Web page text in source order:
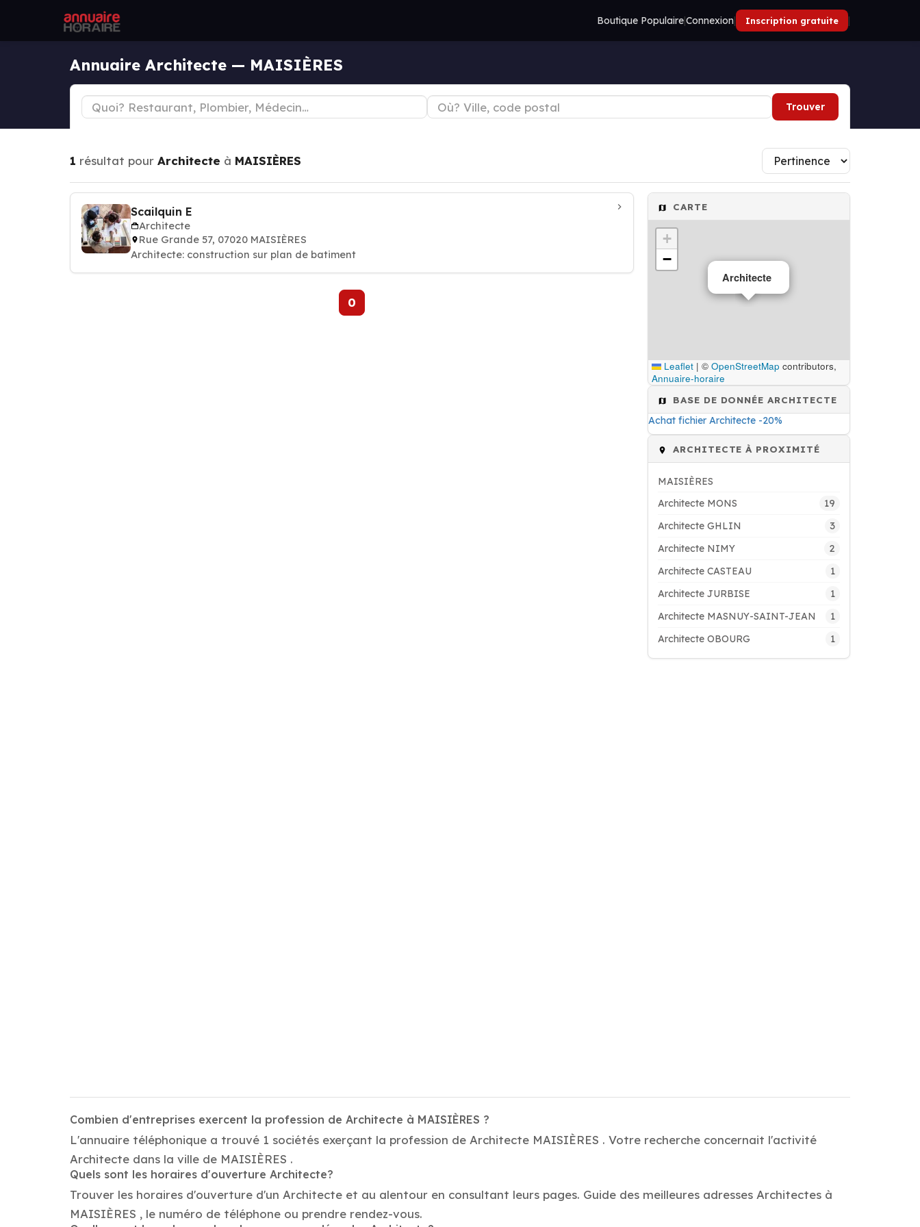
Boutique Populaire|Connexion| Inscription gratuite |
Annuaire Architecte — MAISIÈRES
Trouver
1 résultat pour Architecte à MAISIÈRES
Scailquin E
Architecte
Rue Grande 57, 07020 MAISIÈRES
Architecte: construction sur plan de batiment
0
CARTE
Architecte
+
−
Leaflet | © OpenStreetMap contributors,
Annuaire-horaire
BASE DE DONNÉE ARCHITECTE
Achat fichier Architecte -20%
ARCHITECTE À PROXIMITÉ
MAISIÈRES
Architecte MONS
19
Architecte GHLIN 3
Architecte NIMY 2
Architecte CASTEAU 1
Architecte JURBISE 1
Architecte MASNUY-SAINT-JEAN 1
Architecte OBOURG 1
Combien d'entreprises exercent la profession de Architecte à MAISIÈRES ?
L'annuaire téléphonique a trouvé 1 sociétés exerçant la profession de Architecte MAISIÈRES . Votre recherche concernait l'activité
Architecte dans la ville de MAISIÈRES .
Quels sont les horaires d'ouverture Architecte?
Trouver les horaires d'ouverture d'un Architecte et au alentour en consultant leurs pages. Guide des meilleures adresses Architectes à
MAISIÈRES , le numéro de téléphone ou prendre rendez-vous.